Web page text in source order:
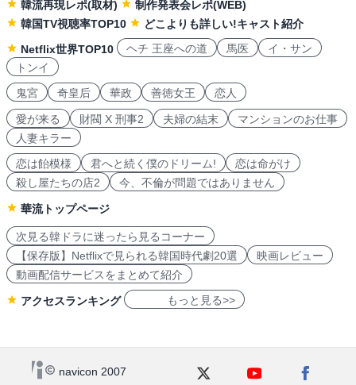
韓流再現レポ(取材)
制作発表会レポ(WEB)
韓国TV視聴率TOP10
どこよりも詳しい!キャスト紹介
Netflix世界TOP10
ヘチ 王座への道 馬医
イ・サン
トンイ
鬼宮
奇皇后 華政 善徳女王 恋人
愛が来る 財閥 X 刑事2 夫婦の結末
マンションのお仕事
人妻キラー
恋は飴模様
君へと続く僕のドリーム!
恋は命がけ
殺し屋たちの店2
今、不倫が問題ではありません
華流トップページ
次見る韓ドラに迷ったら見るコーナー
【保存版】Netflixで見られる韓国時代劇20選
映画レビュー
動画配信サービスをまとめて紹介
アクセスランキング もっと見る>>
navicon 2007